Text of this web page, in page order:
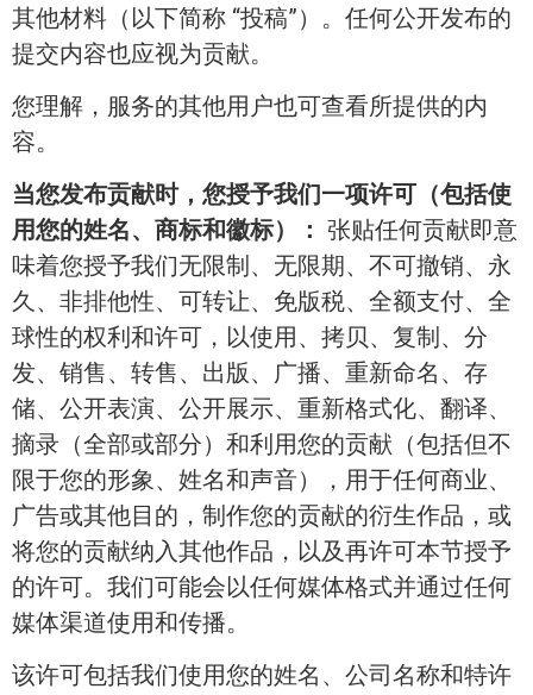
其他材料（以下简称 “投稿”）。任何公开发布的
提交内容也应视为贡献。
您理解，服务的其他用户也可查看所提供的内
容。
当您发布贡献时，您授予我们一项许可（包括使
用您的姓名、商标和徽标）： 张贴任何贡献即意
味着您授予我们无限制、无限期、不可撤销、永
久、非排他性、可转让、免版税、全额支付、全
球性的权利和许可，以使用、拷贝、复制、分
发、销售、转售、出版、广播、重新命名、存
储、公开表演、公开展示、重新格式化、翻译、
摘录（全部或部分）和利用您的贡献（包括但不
限于您的形象、姓名和声音），用于任何商业、
广告或其他目的，制作您的贡献的衍生作品，或
将您的贡献纳入其他作品，以及再许可本节授予
的许可。我们可能会以任何媒体格式并通过任何
媒体渠道使用和传播。
该许可包括我们使用您的姓名、公司名称和特许